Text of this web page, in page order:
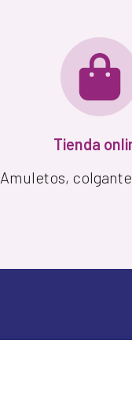
Tienda
Amuletos,